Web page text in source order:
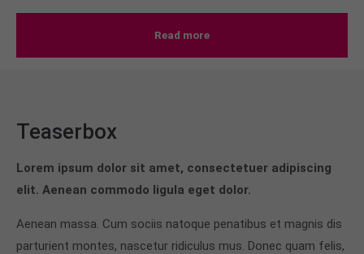
Read more
Teaserbox
Lorem ipsum dolor sit amet, consectetuer adipiscing
elit. Aenean commodo ligula eget dolor.
Aenean massa. Cum sociis natoque penatibus et magnis dis
parturient montes, nascetur ridiculus mus. Donec quam felis,